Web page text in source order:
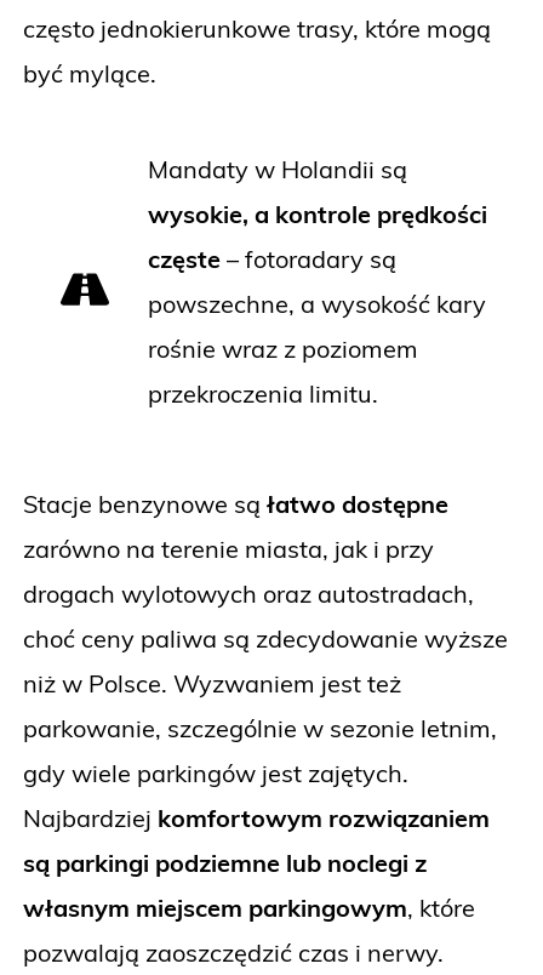
często jednokierunkowe trasy, które mogą
być mylące.
Mandaty w Holandii są
wysokie, a kontrole prędkości
częste– fotoradary są
powszechne, a wysokość kary
rośnie wraz z poziomem
przekroczenia limitu.
Stacje benzynowe są łatwo dostępne
zarówno na terenie miasta, jak i przy
drogach wylotowych oraz autostradach,
choć ceny paliwa są zdecydowanie wyższe
niż w Polsce. Wyzwaniem jest też
parkowanie, szczególnie w sezonie letnim,
gdy wiele parkingów jest zajętych.
Najbardziej komfortowym rozwiązaniem
są parkingi podziemne lub noclegi z
własnym miejscem parkingowym, które
pozwalają zaoszczędzić czas i nerwy.